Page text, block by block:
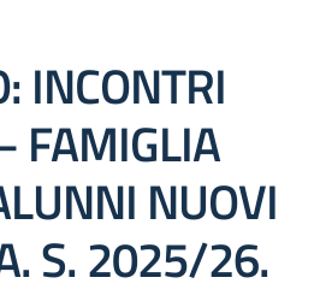
INCONTRI
FAMIGLIA
NUOVI
S. 2025/26.